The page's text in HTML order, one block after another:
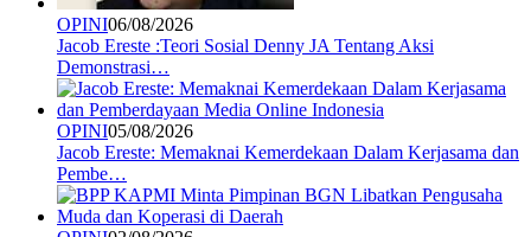
OPINI06/08/2026
Jacob Ereste :Teori Sosial Denny JA Tentang Aksi
Demonstrasi…
OPINI05/08/2026
Jacob Ereste: Memaknai Kemerdekaan Dalam Kerjasama dan
Pembe…